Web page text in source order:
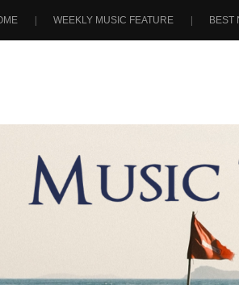
WEEKLY MUSIC FEATURE BEST